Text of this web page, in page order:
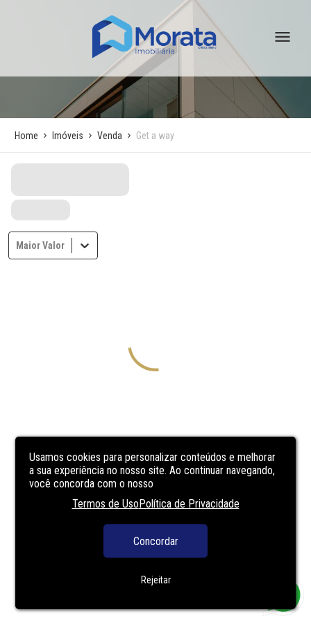
Usamos cookies para personalizar conteúdos e melhorar
a sua experiência no nosso site. Ao continuar navegando,
você concorda com o nosso
Termos de UsoPolítica de Privacidade
Concordar
Rejeitar
Home Imóveis Venda Get a way
Maior Valor